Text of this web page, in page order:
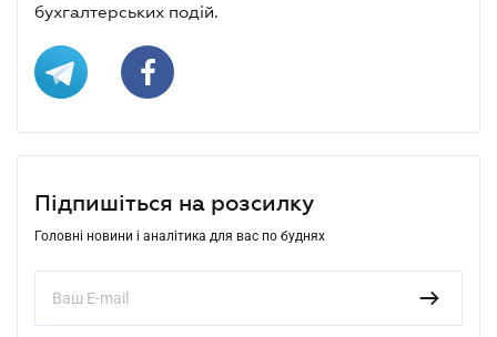
бухгалтерських подій.
Підпишіться на розсилку
Головні новини і аналітика для вас по буднях